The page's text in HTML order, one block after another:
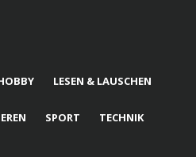
LESEN & LAUSCHEN
SPORT TECHNIK